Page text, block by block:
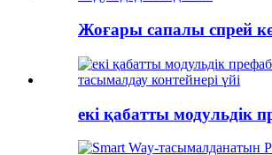
Жоғары сапалы спрей
екі қабатты модульдік